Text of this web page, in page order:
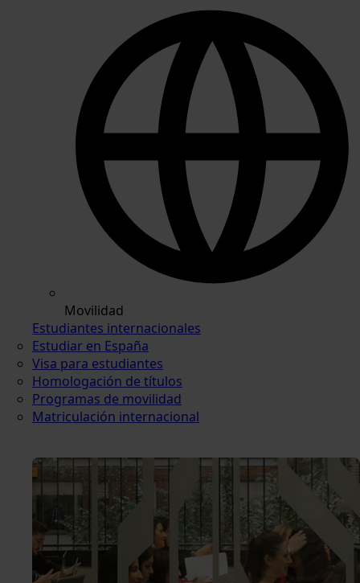
Movilidad
Estudiantes internacionales
Estudiar en España
Visa para estudiantes
Homologación de títulos
Programas de movilidad
Matriculación internacional